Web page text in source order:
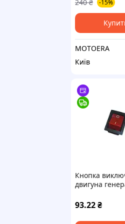
240 ₴ -15%
MOTOERA
Київ
Кнопка
двигуна
93.22₴